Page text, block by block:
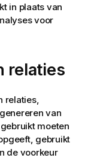
in plaats van
voor
relaties
relaties,
van
moeten
gebruikt
de voorkeur